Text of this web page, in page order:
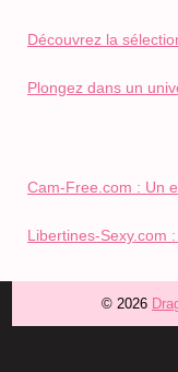
Découvrez la
Plongez dans un
Cam-Free.com : Un
Libertines-Sexy.com :
© 2026